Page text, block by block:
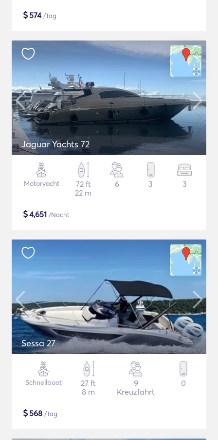
$574/Tag
Jaguar Yachts 72
Motoryacht
72 ft
22 m
6 3 3
$4,651 /Nacht
Sessa 27
Schnellboot
27 ft
8 m
9
Kreuzfahrt
0
$568 /Tag